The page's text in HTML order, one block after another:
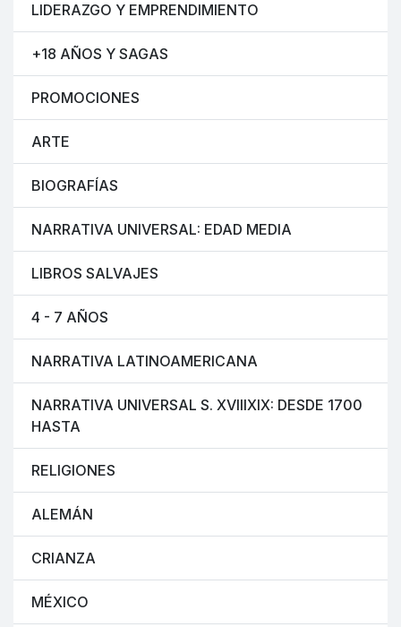
LIDERAZGO Y EMPRENDIMIENTO
+18 AÑOS Y SAGAS
PROMOCIONES
ARTE
BIOGRAFÍAS
NARRATIVA UNIVERSAL: EDAD MEDIA
LIBROS SALVAJES
4 - 7 AÑOS
NARRATIVA LATINOAMERICANA
NARRATIVA UNIVERSAL S. XVIIIXIX: DESDE 1700
HASTA
RELIGIONES
ALEMÁN
CRIANZA
MÉXICO